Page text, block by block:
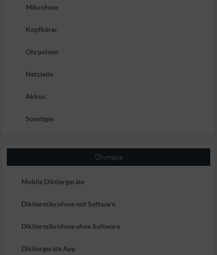
Mikrofone
Kopfhörer
Ohrpolster
Netzteile
Akkus
Sonstiges
Olympus
Mobile Diktiergeräte
Diktiermikrofone mit Software
Diktiermikrofone ohne Software
Diktiergeräte App